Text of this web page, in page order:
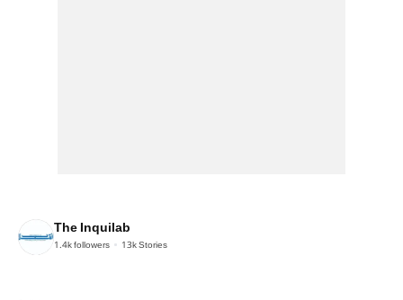
The Inquilab
1.4kfollowers 13kStories